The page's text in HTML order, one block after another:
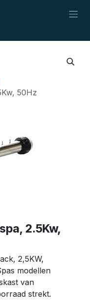
50Hz
2.5Kw,
2,5KW,
modellen
van
strekt.